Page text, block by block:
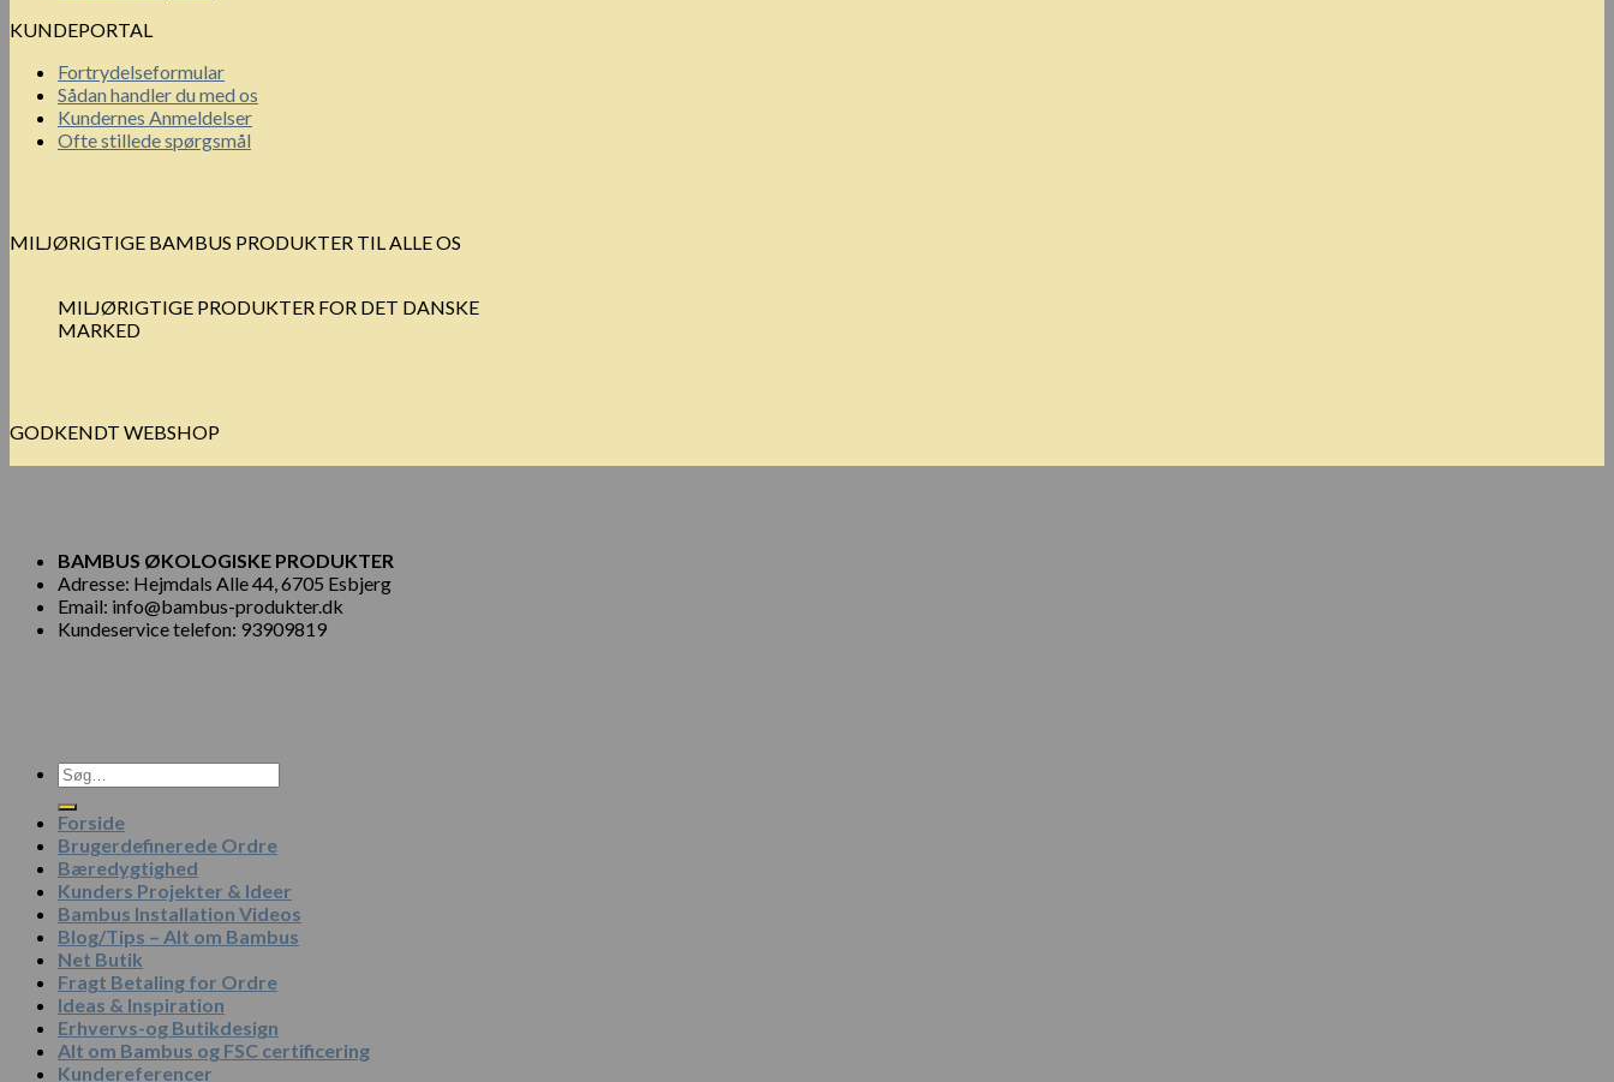
KUNDEPORTAL
Fortrydelseformular
Sådan handler du med os
Kundernes Anmeldelser
Ofte stillede spørgsmål
MILJØRIGTIGE BAMBUS PRODUKTER TIL ALLE OS
MILJØRIGTIGE PRODUKTER FOR DET DANSKE
MARKED
GODKENDT WEBSHOP
BAMBUS ØKOLOGISKE PRODUKTER
Adresse: Hejmdals Alle 44, 6705 Esbjerg
Email: info@bambus-produkter.dk
Kundeservice telefon: 93909819
Søg
efter:
Forside
Brugerdefinerede Ordre
Bæredygtighed
Kunders Projekter & Ideer
Bambus Installation Videos
Blog/Tips – Alt om Bambus
Net Butik
Fragt Betaling for Ordre
Ideas & Inspiration
Erhvervs-og Butikdesign
Alt om Bambus og FSC certificering
Kundereferencer